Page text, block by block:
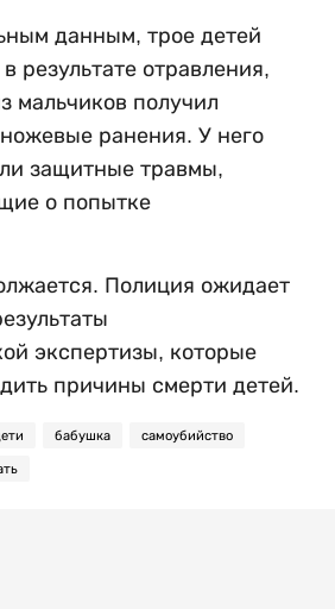
данным, трое детей
результате отравления,
мальчиков получил
ранения. У него
защитные травмы,
о попытке
Полиция ожидает
экспертизы, которые
причины смерти детей.
бабушка самоубийство